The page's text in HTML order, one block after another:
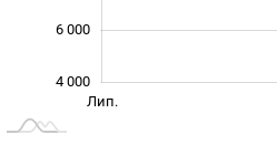
4 000
6 000
L
Лип.
Лип.